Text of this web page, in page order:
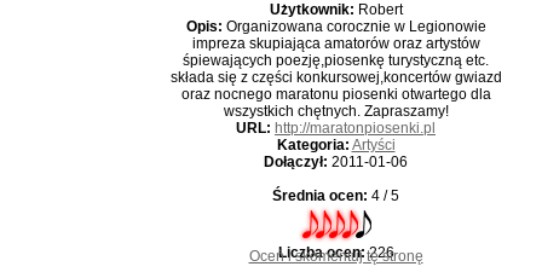
Użytkownik: Robert
Opis: Organizowana corocznie w Legionowie
impreza skupiająca amatorów oraz artystów
śpiewających poezję,piosenkę turystyczną etc.
składa się z części konkursowej,koncertów gwiazd
oraz nocnego maratonu piosenki otwartego dla
wszystkich chętnych. Zapraszamy!
URL: http://maratonpiosenki.pl
Kategoria: Artyści
Dołączył: 2011-01-06
Średnia ocen: 4 / 5
Liczba ocen:226
Oceń i skomentuj tę stronę